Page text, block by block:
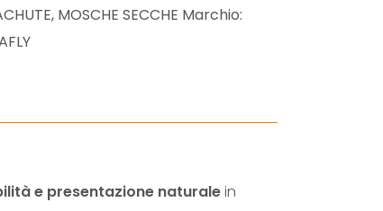
, MOSCHE SECCHE Marchio:
e presentazione naturalein